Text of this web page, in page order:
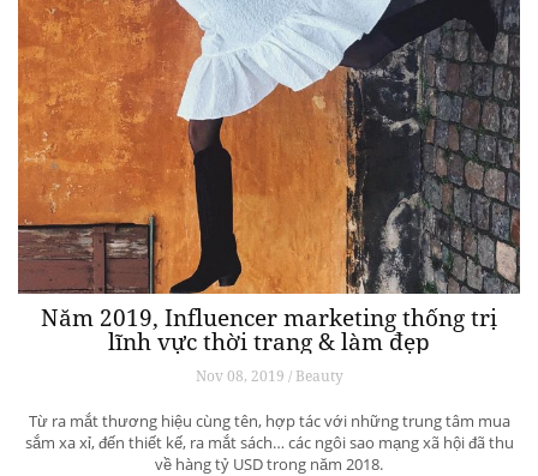
Năm 2019, Influencer marketing thống trị
lĩnh vực thời trang & làm đẹp
Nov 08, 2019 / Beauty
Từ ra mắt thương hiệu cùng tên, hợp tác với những trung tâm mua
sắm xa xỉ, đến thiết kế, ra mắt sách… các ngôi sao mạng xã hội đã thu
về hàng tỷ USD trong năm 2018.